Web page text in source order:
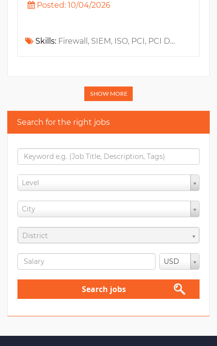
Posted: 10/04/2026
Skills: Firewall, SIEM, ISO, PCI, PCI DSS, DLP, PIM, VPN
SHOW MORE
Search for the right jobs
Level
City
District
USD
Search jobs